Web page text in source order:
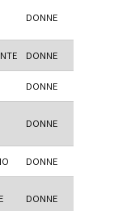
DONNE
DONNE
DONNE
DONNE
DONNE
DONNE